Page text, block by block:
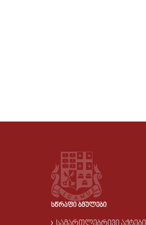
ᲡᲬᲠᲐᲤᲘ ᲑᲛᲣᲚᲔᲑᲘ